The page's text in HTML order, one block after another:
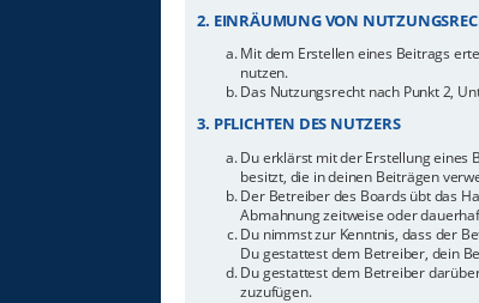
2. EINRÄUMUNG VON
Mit dem Erstellen eines Beitrags
nutzen.
Das Nutzungsrecht nach Punkt 2,
3. PFLICHTEN DES NUTZERS
Du erklärst mit der Erstellung eines
besitzt, die in deinen Beiträgen
Der Betreiber des Boards übt das
Abmahnung zeitweise oder
Du nimmst zur Kenntnis, dass der
Du gestattest dem Betreiber, dein
Du gestattest dem Betreiber
zuzufügen.